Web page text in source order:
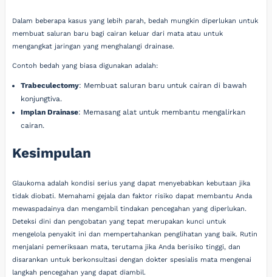
Dalam beberapa kasus yang lebih parah, bedah mungkin diperlukan untuk
membuat saluran baru bagi cairan keluar dari mata atau untuk
mengangkat jaringan yang menghalangi drainase.
Contoh bedah yang biasa digunakan adalah:
Trabeculectomy: Membuat saluran baru untuk cairan di bawah
konjungtiva.
Implan Drainase: Memasang alat untuk membantu mengalirkan
cairan.
Kesimpulan
Glaukoma adalah kondisi serius yang dapat menyebabkan kebutaan jika
tidak diobati. Memahami gejala dan faktor risiko dapat membantu Anda
mewaspadainya dan mengambil tindakan pencegahan yang diperlukan.
Deteksi dini dan pengobatan yang tepat merupakan kunci untuk
mengelola penyakit ini dan mempertahankan penglihatan yang baik. Rutin
menjalani pemeriksaan mata, terutama jika Anda berisiko tinggi, dan
disarankan untuk berkonsultasi dengan dokter spesialis mata mengenai
langkah pencegahan yang dapat diambil.